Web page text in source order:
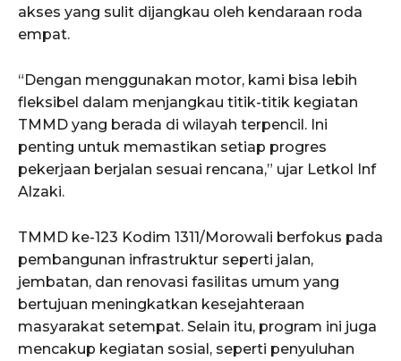
akses yang sulit dijangkau oleh kendaraan roda
empat.
“Dengan menggunakan motor, kami bisa lebih
fleksibel dalam menjangkau titik-titik kegiatan
TMMD yang berada di wilayah terpencil. Ini
penting untuk memastikan setiap progres
pekerjaan berjalan sesuai rencana,” ujar Letkol Inf
Alzaki.
TMMD ke-123 Kodim 1311/Morowali berfokus pada
pembangunan infrastruktur seperti jalan,
jembatan, dan renovasi fasilitas umum yang
bertujuan meningkatkan kesejahteraan
masyarakat setempat. Selain itu, program ini juga
mencakup kegiatan sosial, seperti penyuluhan